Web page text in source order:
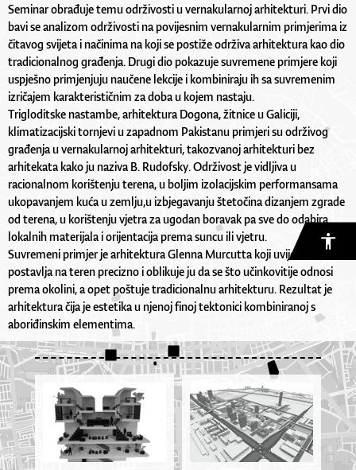
Seminar obrađuje temu održivosti u vernakularnoj arhitekturi. Prvi dio
bavi se analizom održivosti na povijesnim vernakularnim primjerima iz
čitavog svijeta i načinima na koji se postiže održiva arhitektura kao dio
tradicionalnog građenja. Drugi dio pokazuje suvremene primjere koji
uspješno primjenjuju naučene lekcije i kombiniraju ih sa suvremenim
izričajem karakterističnim za doba u kojem nastaju.
Trigloditske nastambe, arhitektura Dogona, žitnice u Galiciji,
klimatizacijski tornjevi u zapadnom Pakistanu primjeri su održivog
građenja u vernakularnoj arhitekturi, takozvanoj arhitekturi bez
arhitekata kako ju naziva B. Rudofsky. Održivost je vidljiva u
racionalnom korištenju terena, u boljim izolacijskim performansama
ukopavanjem kuća u zemlju,u izbjegavanju štetočina dizanjem zgrade
od terena, u korištenju vjetra za ugodan boravak pa sve do odabira
lokalnih materijala i orijentacija prema suncu ili vjetru.
Suvremeni primjer je arhitektura Glenna Murcutta koji uvijek kuću
postavlja na teren precizno i oblikuje ju da se što učinkovitije odnosi
prema okolini, a opet poštuje tradicionalnu arhitekturu. Rezultat je
arhitektura čija je estetika u njenoj finoj tektonici kombiniranoj s
aboriđinskim elementima.